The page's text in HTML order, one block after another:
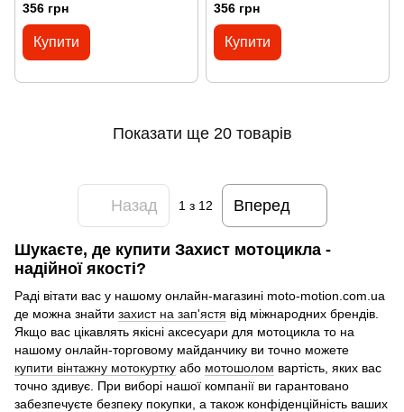
356 грн
Купити
356 грн
Купити
Показати ще 20 товарів
Назад 1з 12 Вперед
Шукаєте, де купити Захист мотоцикла -
надійної якості?
Раді вітати вас у нашому онлайн-магазині moto-motion.com.ua
де можна знайти захист на зап'ястя від міжнародних брендів.
Якщо вас цікавлять якісні аксесуари для мотоцикла то на
нашому онлайн-торговому майданчику ви точно можете
купити вінтажну мотокуртку або мотошолом вартість, яких вас
точно здивує. При виборі нашої компанії ви гарантовано
забезпечуєте безпеку покупки, а також конфіденційність ваших